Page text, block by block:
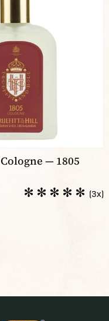
— 1805
(3x)